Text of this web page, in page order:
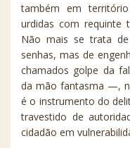
também em
urdidas com requinte
Não mais se trata
senhas, mas de
chamados golpe da
da mão fantasma —,
é o instrumento do
travestido de
cidadão em